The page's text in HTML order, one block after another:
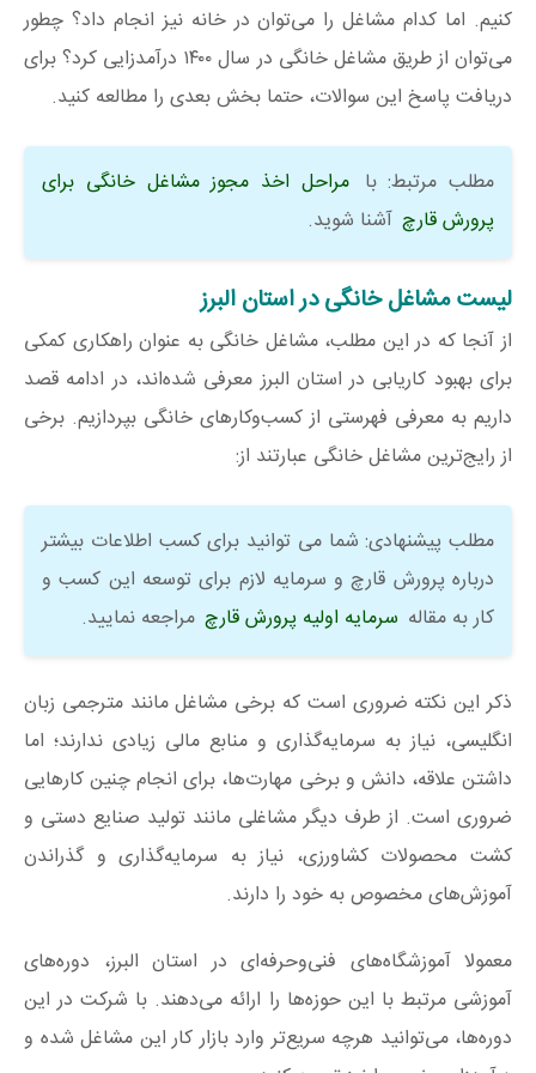
کنیم. اما کدام مشاغل را می‌توان در خانه نیز انجام داد؟‌ چطور
می‌توان از طریق مشاغل خانگی در سال ۱۴۰۰ درآمدزایی کرد؟ برای
دریافت پاسخ این سوالات، حتما بخش بعدی را مطالعه کنید.
مطلب مرتبط: با مراحل اخذ مجوز مشاغل خانگی برای
پرورش قارچ آشنا شوید.
لیست مشاغل خانگی در استان البرز
از آنجا که در این مطلب، مشاغل خانگی به عنوان راهکاری کمکی
برای بهبود کاریابی در استان البرز معرفی شده‌اند، در ادامه قصد
داریم به معرفی فهرستی از کسب‌وکارهای خانگی بپردازیم. برخی
از رایج‌ترین مشاغل خانگی عبارتند از:
مطلب پیشنهادی: شما می توانید برای کسب اطلاعات بیشتر
درباره پرورش قارچ و سرمایه لازم برای توسعه این کسب و
کار به مقاله سرمایه اولیه پرورش قارچ مراجعه نمایید.
ذکر این نکته ضروری است که برخی مشاغل مانند مترجمی زبان
انگلیسی، نیاز به سرمایه‌گذاری و منابع مالی زیادی ندارند؛ اما
داشتن علاقه، دانش و برخی مهارت‌ها، برای انجام چنین کارهایی
ضروری است. از طرف دیگر مشاغلی مانند تولید صنایع دستی و
کشت محصولات کشاورزی، نیاز به سرمایه‌گذاری و گذراندن
آموزش‌های مخصوص به خود را دارند.
معمولا آموزشگاه‌های فنی‌وحرفه‌ای در استان البرز، دوره‌های
آموزشی مرتبط با این حوزه‌ها را ارائه می‌دهند. با شرکت در این
دوره‌ها، می‌توانید هرچه سریع‌تر وارد بازار کار این مشاغل شده و